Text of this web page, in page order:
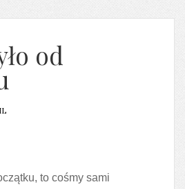
od
to cośmy sami